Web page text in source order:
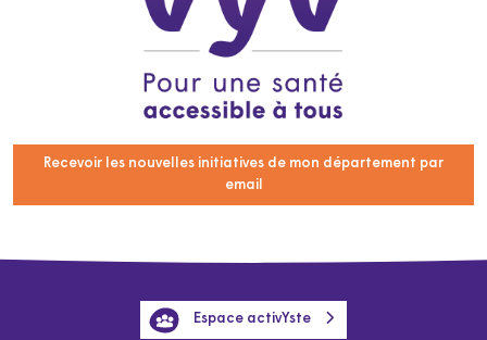
Recevoir les nouvelles initiatives de mon département par
email
Espace activYste